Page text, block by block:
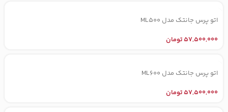
اتو پرس جانتک مدل ML500
57,500,000تومان
اتو پرس جانتک مدل ML600
57,500,000تومان